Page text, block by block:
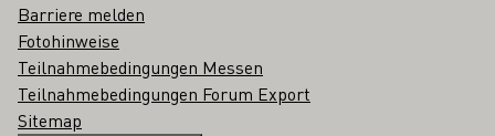
Barriere melden
Fotohinweise
Teilnahmebedingungen Messen
Teilnahmebedingungen Forum Export
Sitemap